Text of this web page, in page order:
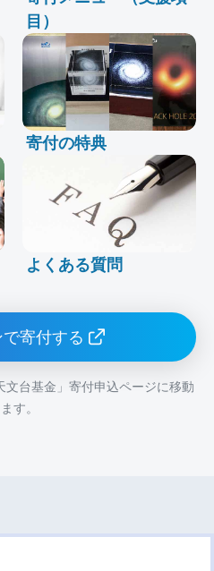
目）
寄付の特典
よくある質問
寄付する
台基金」寄付申込ページに移動
す。